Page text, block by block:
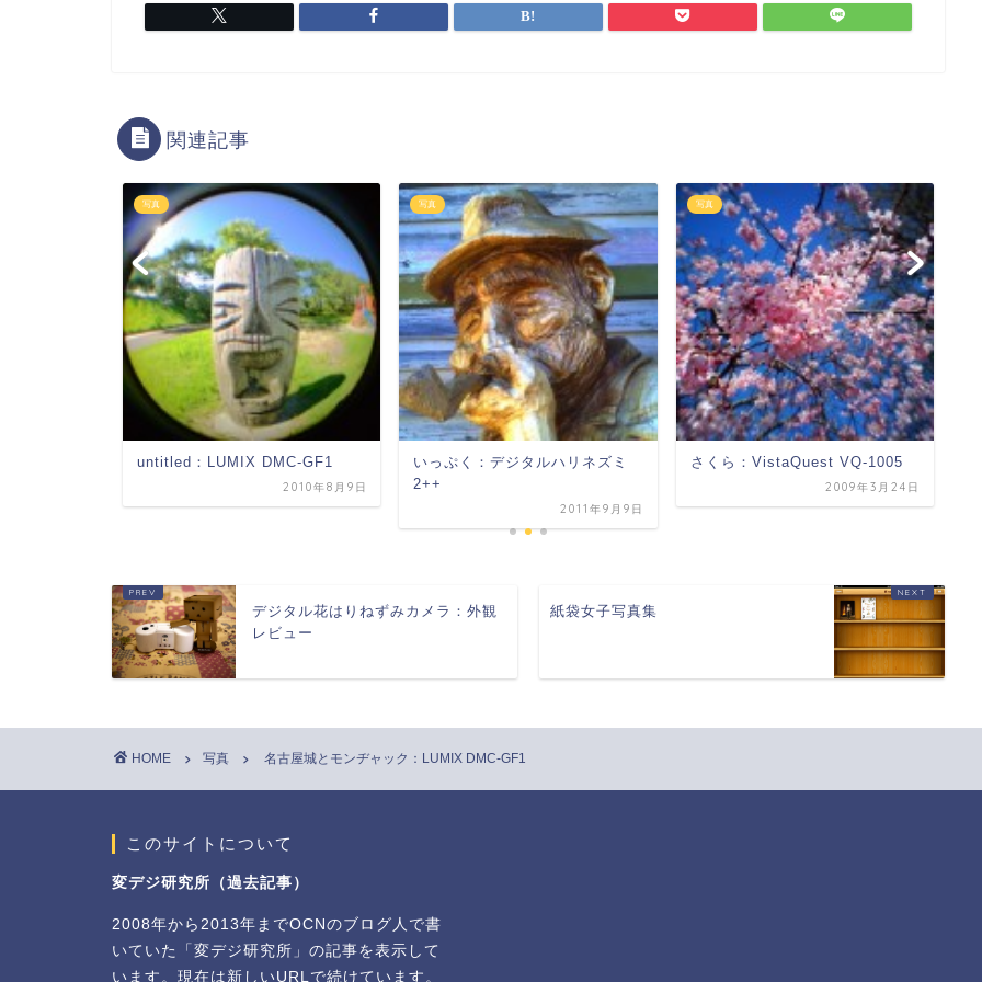
関連記事
写真
untitled：LUMIX DMC-GF1
2010年8月9日
写真
いっぷく：デジタルハリネズミ
2++
2011年9月9日
写真
さくら：VistaQuest VQ-1005
2009年3月24日
デジタル花はりねずみカメラ：外観
レビュー
紙袋女子写真集
HOME 写真 名古屋城とモンヂャック：LUMIX DMC-GF1
このサイトについて
変デジ研究所（過去記事）
2008年から2013年までOCNのブログ人で書
いていた「変デジ研究所」の記事を表示して
います。現在は新しいURLで続けています。